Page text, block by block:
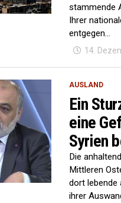
stammende
Ihrer
entgegen...
14.
AUSLAND
Ein
eine
Syrien
Die
Mittleren
dort lebende
ihrer